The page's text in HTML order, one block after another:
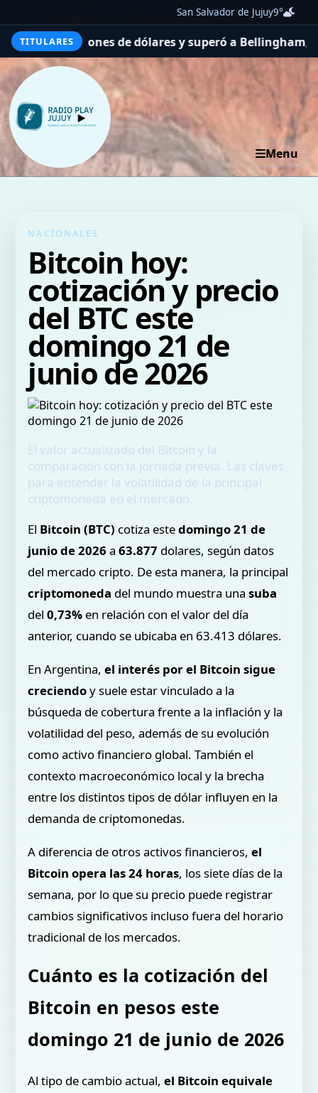
San Salvador de Jujuy9°
TITULARES
millones de dólares y superó a Bellingham, Bale y
Menu
NACIONALES
Bitcoin hoy:
cotización y precio
del BTC este
domingo 21 de
junio de 2026
El valor actualizado del Bitcoin y la
comparación con la jornada previa. Las claves
para entender la volatilidad de la principal
criptomoneda en el mercado.
El Bitcoin (BTC) cotiza estedomingo 21 de
junio de 2026 a63.877 dolares, según datos
del mercado cripto. De esta manera, la principal
criptomoneda del mundo muestra unasuba
del0,73% en relación con el valor del día
anterior, cuando se ubicaba en 63.413 dólares.
En Argentina,el interés por el Bitcoin sigue
creciendoy suele estar vinculado a la
búsqueda de cobertura frente a la inflación y la
volatilidad del peso, además de su evolución
como activo financiero global. También el
contexto macroeconómico local y la brecha
entre los distintos tipos de dólar influyen en la
demanda de criptomonedas.
A diferencia de otros activos financieros,el
Bitcoin opera las 24 horas, los siete días de la
semana, por lo que su precio puede registrar
cambios significativos incluso fuera del horario
tradicional de los mercados.
Cuánto es la cotización del
Bitcoin en pesos este
domingo 21 de junio de 2026
Al tipo de cambio actual,el Bitcoin equivale